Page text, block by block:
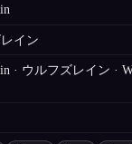
イン
· ウルフズレイン ·